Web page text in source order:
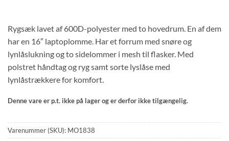
Rygsæk lavet af 600D-polyester med to hovedrum. En af dem
har en 16″ laptoplomme. Har et forrum med snøre og
lynlåslukning og to sidelommer i mesh til flasker. Med
polstret håndtag og ryg samt sorte lyslåse med
lynlåstrækkere for komfort.
Denne vare er p.t. ikke på lager og er derfor ikke tilgængelig.
Varenummer (SKU): MO1838